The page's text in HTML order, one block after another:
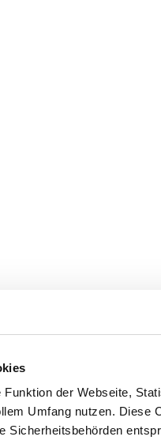
der Webseite,
Umfang nutzen.
Sicherheitsbehörden